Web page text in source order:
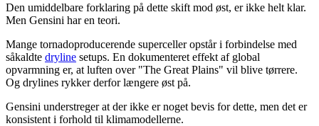
Den umiddelbare forklaring på dette skift mod øst, er ikke helt klar.
Men Gensini har en teori.
Mange tornadoproducerende superceller opstår i forbindelse med
såkaldte dryline setups. En dokumenteret effekt af global
opvarmning er, at luften over "The Great Plains" vil blive tørrere.
Og drylines rykker derfor længere øst på.
Gensini understreger at der ikke er noget bevis for dette, men det er
konsistent i forhold til klimamodellerne.